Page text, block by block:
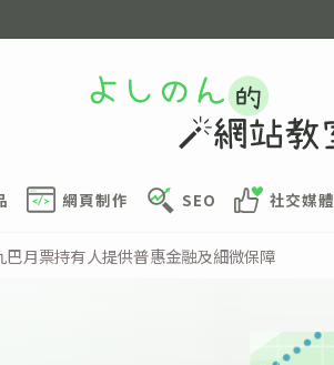
網頁制作 SEO 社交媒體
巴月票持有人提供普惠金融及細微保障